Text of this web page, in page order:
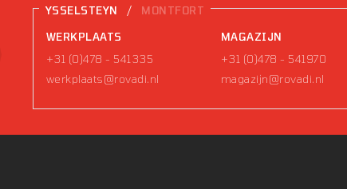
YSSELSTEYN / MONTFORT
WERKPLAATS
+31 (0)478 - 541335
werkplaats@rovadi.nl
MAGAZIJN
+31 (0)478 - 541970
magazijn@rovadi.nl